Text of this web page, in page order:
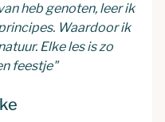
heb genoten, leer ik
Waardoor ik
Elke les is zo
feestje"